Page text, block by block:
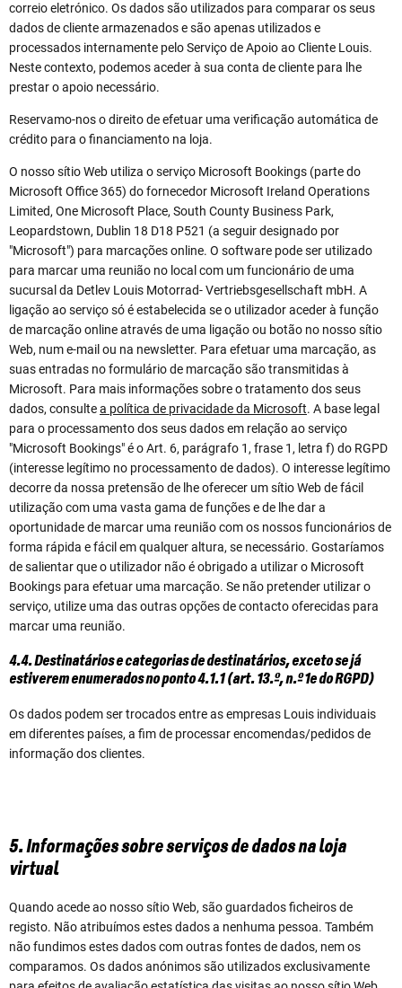
correio eletrónico. Os dados são utilizados para comparar os seus
dados de cliente armazenados e são apenas utilizados e
processados internamente pelo Serviço de Apoio ao Cliente Louis.
Neste contexto, podemos aceder à sua conta de cliente para lhe
prestar o apoio necessário.
Reservamo-nos o direito de efetuar uma verificação automática de
crédito para o financiamento na loja.
O nosso sítio Web utiliza o serviço Microsoft Bookings (parte do
Microsoft Office 365) do fornecedor Microsoft Ireland Operations
Limited, One Microsoft Place, South County Business Park,
Leopardstown, Dublin 18 D18 P521 (a seguir designado por
"Microsoft") para marcações online. O software pode ser utilizado
para marcar uma reunião no local com um funcionário de uma
sucursal da Detlev Louis Motorrad- Vertriebsgesellschaft mbH. A
ligação ao serviço só é estabelecida se o utilizador aceder à função
de marcação online através de uma ligação ou botão no nosso sítio
Web, num e-mail ou na newsletter. Para efetuar uma marcação, as
suas entradas no formulário de marcação são transmitidas à
Microsoft. Para mais informações sobre o tratamento dos seus
dados, consultea política de privacidade da Microsoft. A base legal
para o processamento dos seus dados em relação ao serviço
"Microsoft Bookings" é o Art. 6, parágrafo 1, frase 1, letra f) do RGPD
(interesse legítimo no processamento de dados). O interesse legítimo
decorre da nossa pretensão de lhe oferecer um sítio Web de fácil
utilização com uma vasta gama de funções e de lhe dar a
oportunidade de marcar uma reunião com os nossos funcionários de
forma rápida e fácil em qualquer altura, se necessário. Gostaríamos
de salientar que o utilizador não é obrigado a utilizar o Microsoft
Bookings para efetuar uma marcação. Se não pretender utilizar o
serviço, utilize uma das outras opções de contacto oferecidas para
marcar uma reunião.
4.4. Destinatários e categorias de destinatários, exceto se já
estiverem enumerados no ponto 4.1.1 (art. 13.º, n.º 1e do RGPD)
Os dados podem ser trocados entre as empresas Louis individuais
em diferentes países, a fim de processar encomendas/pedidos de
informação dos clientes.
5. Informações sobre serviços de dados na loja
virtual
Quando acede ao nosso sítio Web, são guardados ficheiros de
registo. Não atribuímos estes dados a nenhuma pessoa. Também
não fundimos estes dados com outras fontes de dados, nem os
comparamos. Os dados anónimos são utilizados exclusivamente